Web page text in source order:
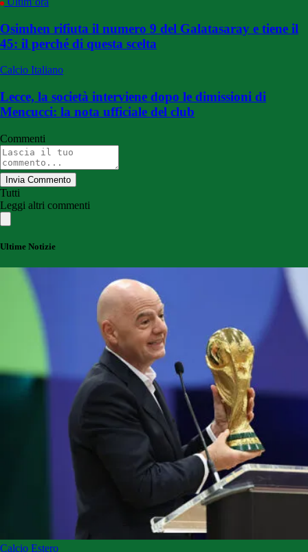
Osimhen rifiuta il numero 9 del Galatasaray e tiene il
45: il perché di questa scelta
Calcio Italiano
Lecce, la società interviene dopo le dimissioni di
Mencucci: la nota ufficiale del club
Commenti
Invia Commento
Tutti
Leggi altri commenti
Ultime Notizie
Calcio Estero